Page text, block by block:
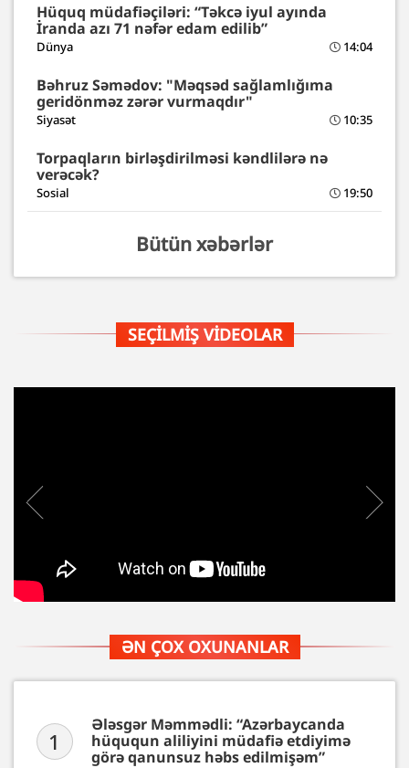
Hüquq müdafiəçiləri: “Təkcə iyul ayında
İranda azı 71 nəfər edam edilib”
Dünya 14:04
Bəhruz Səmədov: "Məqsəd sağlamlığıma
geridönməz zərər vurmaqdır"
Siyasət 10:35
Torpaqların birləşdirilməsi kəndlilərə nə
verəcək?
Sosial 19:50
Bütün xəbərlər
SEÇILMIŞ VIDEOLAR
ƏN ÇOX OXUNANLAR
1
Ələsgər Məmmədli: “Azərbaycanda
hüququn aliliyini müdafiə etdiyimə
görə qanunsuz həbs edilmişəm”